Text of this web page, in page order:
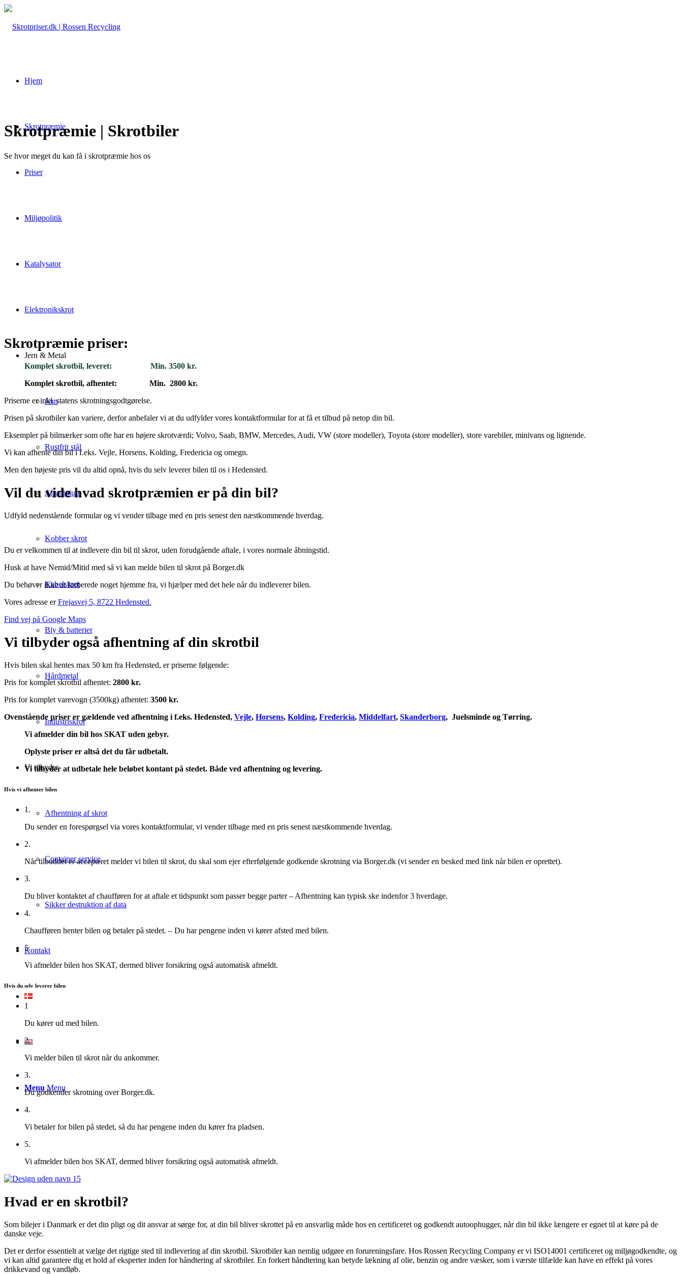
Hjem
Skrotpræmie
Priser
Miljøpolitik
Katalysator
Elektronikskrot
Jern & Metal
Jern
Rustfrit stål
Aluminium
Kobber skrot
Kabelskrot
Bly & batterier
Hårdmetal
Industriskrot
Vi tilbyder
Afhentning af skrot
Container service
Sikker destruktion af data
Kontakt
Menu Menu
Skrotpræmie | Skrotbiler
Se hvor meget du kan få i skrotpræmie hos os
Skrotpræmie priser:
Komplet skrotbil, leveret: Min. 3500 kr.
Komplet skrotbil, afhentet: Min. 2800 kr.
Priserne er inkl. statens skrotningsgodtgørelse.
Prisen på skrotbiler kan variere, derfor anbefaler vi at du udfylder vores kontaktformular for at få et tilbud på netop din bil.
Eksempler på bilmærker som ofte har en højere skrotværdi; Volvo, Saab, BMW, Mercedes, Audi, VW (store modeller), Toyota (store modeller), store varebiler, minivans og lignende.
Vi kan afhente din bil i f.eks. Vejle, Horsens, Kolding, Fredericia og omegn.
Men den højeste pris vil du altid opnå, hvis du selv leverer bilen til os i Hedensted.
Vil du vide hvad skrotpræmien er på din bil?
Udfyld nedenstående formular og vi vender tilbage med en pris senest den næstkommende hverdag.
Du er velkommen til at indlevere din bil til skrot, uden forudgående aftale, i vores normale åbningstid.
Husk at have Nemid/Mitid med så vi kan melde bilen til skrot på Borger.dk
Du behøver ikke at forberede noget hjemme fra, vi hjælper med det hele når du indleverer bilen.
Vores adresse erFrejasvej 5, 8722 Hedensted.
Find vej på Google Maps
Vi tilbyder også afhentning af din skrotbil
Hvis bilen skal hentes max 50 km fra Hedensted, er priserne følgende:
Pris for komplet skrotbil afhentet: 2800 kr.
Pris for komplet varevogn (3500kg) afhentet: 3500 kr.
Ovenstående priser er gældende ved afhentning i f.eks. Hedensted, Vejle, Horsens, Kolding, Fredericia, Middelfart, Skanderborg, Juelsminde og Tørring.
Vi afmelder din bil hos SKAT uden gebyr.
Oplyste priser er altså det du får udbetalt.
Vi tilbyder at udbetale hele beløbet kontant på stedet. Både ved afhentning og levering.
Hvis vi afhenter bilen
1.
Du sender en forespørgsel via vores kontaktformular, vi vender tilbage med en pris senest næstkommende hverdag.
2.
Når tilbuddet er accepteret melder vi bilen til skrot, du skal som ejer efterfølgende godkende skrotning via Borger.dk (vi sender en besked med link når bilen er oprettet).
3.
Du bliver kontaktet af chaufføren for at aftale et tidspunkt som passer begge parter – Afhentning kan typisk ske indenfor 3 hverdage.
4.
Chaufføren henter bilen og betaler på stedet. – Du har pengene inden vi kører afsted med bilen.
5.
Vi afmelder bilen hos SKAT, dermed bliver forsikring også automatisk afmeldt.
Hvis du selv leverer bilen
1
Du kører ud med bilen.
2.
Vi melder bilen til skrot når du ankommer.
3.
Du godkender skrotning over Borger.dk.
4.
Vi betaler for bilen på stedet, så du har pengene inden du kører fra pladsen.
5.
Vi afmelder bilen hos SKAT, dermed bliver forsikring også automatisk afmeldt.
Hvad er en skrotbil?
Som bilejer i Danmark er det din pligt og dit ansvar at sørge for, at din bil bliver skrottet på en ansvarlig måde hos en certificeret og godkendt autoophugger, når din bil ikke længere er egnet til at køre på de
danske veje.
Det er derfor essentielt at vælge det rigtige sted til indlevering af din skrotbil. Skrotbiler kan nemlig udgøre en forureningsfare. Hos Rossen Recycling Company er vi ISO14001 certificeret og miljøgodkendte, og
vi kan altid garantere dig et hold af eksperter inden for håndtering af skrotbiler. En forkert håndtering kan betyde lækning af olie, benzin og andre væsker, som i værste tilfælde kan have en effekt på vores
drikkevand og vandløb.